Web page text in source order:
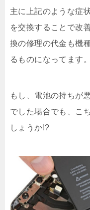
主に上記のような症
を交換することで改
換の修理の代金も機
るものになってます。
もし、電池の持ちが
でした場合でも、こ
しょうか!?